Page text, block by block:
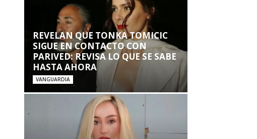
REVELAN QUE TONKA TOMICIC
SIGUE EN CONTACTO CON
PARIVED: REVISA LO QUE SE SABE
HASTA AHORA
VANGUARDIA